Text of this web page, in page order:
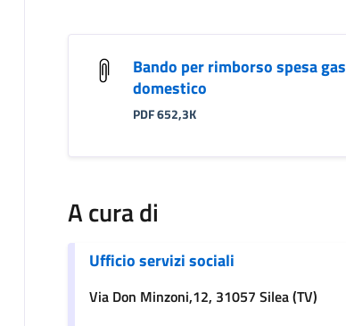
Bando per rimborso spesa gas
domestico
PDF 652,3K
A cura di
Ufficio servizi sociali
Via Don Minzoni,12, 31057 Silea (TV)